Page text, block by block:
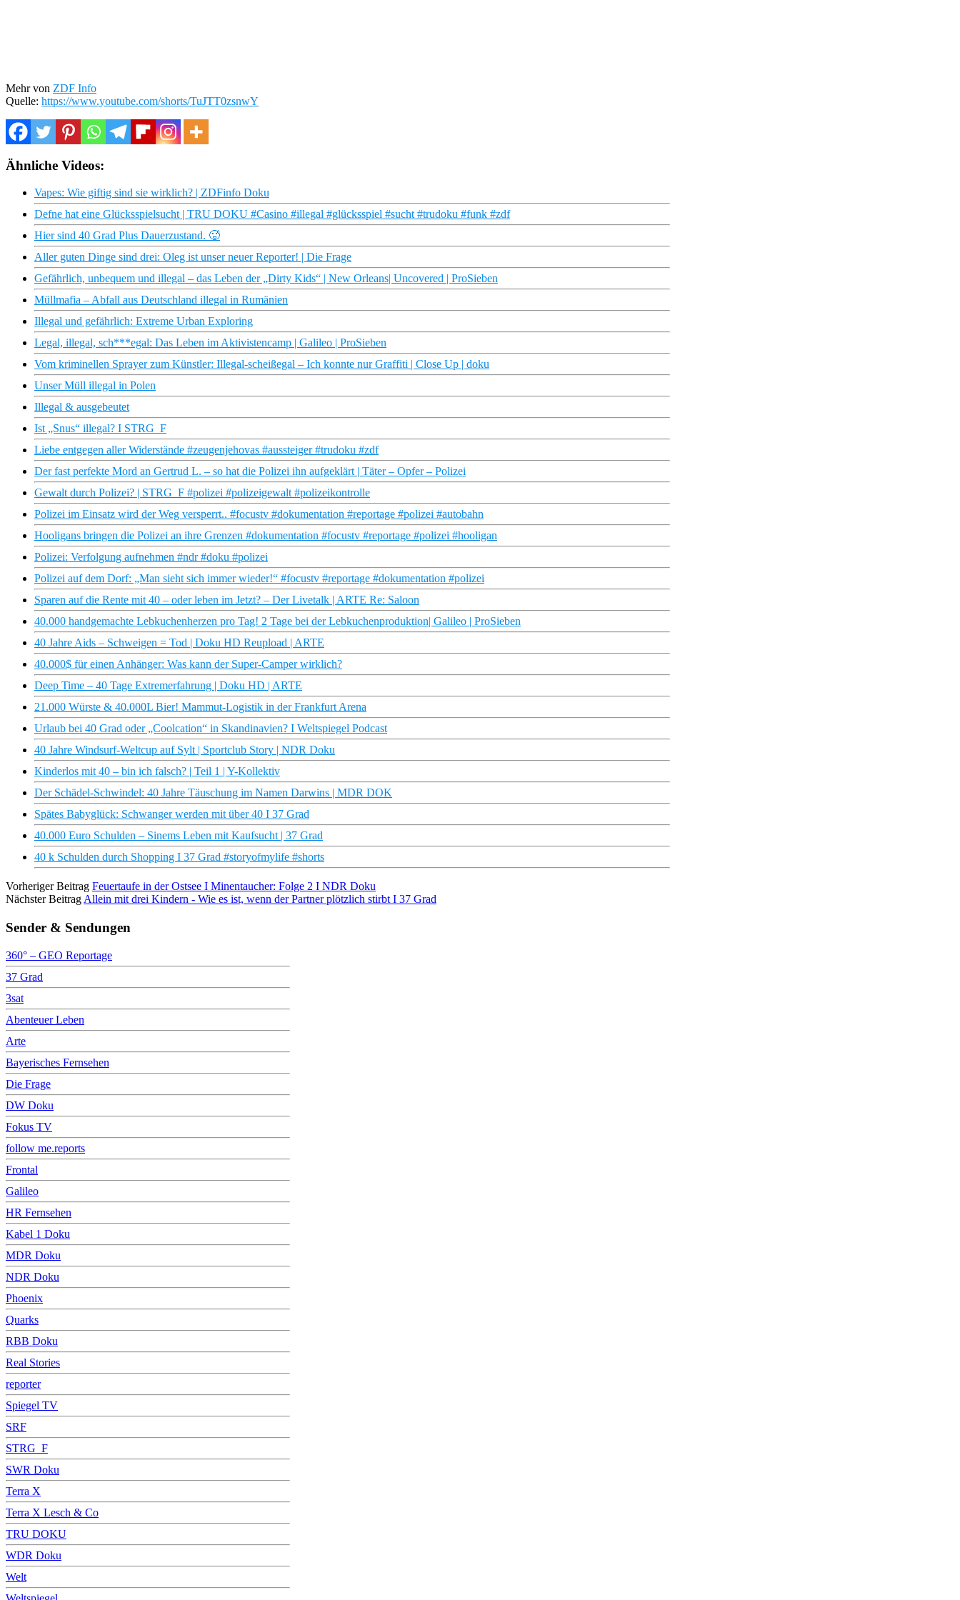
Mehr von ZDF Info
Quelle: https://www.youtube.com/shorts/TuJTT0zsnwY
Ähnliche Videos:
Vapes: Wie giftig sind sie wirklich? | ZDFinfo Doku
Defne hat eine Glücksspielsucht | TRU DOKU #Casino #illegal #glücksspiel #sucht #trudoku #funk #zdf
Hier sind 40 Grad Plus Dauerzustand. 🥵
Aller guten Dinge sind drei: Oleg ist unser neuer Reporter! | Die Frage
Gefährlich, unbequem und illegal – das Leben der „Dirty Kids“ | New Orleans| Uncovered | ProSieben
Müllmafia – Abfall aus Deutschland illegal in Rumänien
Illegal und gefährlich: Extreme Urban Exploring
Legal, illegal, sch***egal: Das Leben im Aktivistencamp | Galileo | ProSieben
Vom kriminellen Sprayer zum Künstler: Illegal-scheißegal – Ich konnte nur Graffiti | Close Up | doku
Unser Müll illegal in Polen
Illegal & ausgebeutet
Ist „Snus“ illegal? I STRG_F
Liebe entgegen aller Widerstände #zeugenjehovas #aussteiger #trudoku #zdf
Der fast perfekte Mord an Gertrud L. – so hat die Polizei ihn aufgeklärt | Täter – Opfer – Polizei
Gewalt durch Polizei? | STRG_F #polizei #polizeigewalt #polizeikontrolle
Polizei im Einsatz wird der Weg versperrt.. #focustv #dokumentation #reportage #polizei #autobahn
Hooligans bringen die Polizei an ihre Grenzen #dokumentation #focustv #reportage #polizei #hooligan
Polizei: Verfolgung aufnehmen #ndr #doku #polizei
Polizei auf dem Dorf: „Man sieht sich immer wieder!“ #focustv #reportage #dokumentation #polizei
Sparen auf die Rente mit 40 – oder leben im Jetzt? – Der Livetalk | ARTE Re: Saloon
40.000 handgemachte Lebkuchenherzen pro Tag! 2 Tage bei der Lebkuchenproduktion| Galileo | ProSieben
40 Jahre Aids – Schweigen = Tod | Doku HD Reupload | ARTE
40.000$ für einen Anhänger: Was kann der Super-Camper wirklich?
Deep Time – 40 Tage Extremerfahrung | Doku HD | ARTE
21.000 Würste & 40.000L Bier! Mammut-Logistik in der Frankfurt Arena
Urlaub bei 40 Grad oder „Coolcation“ in Skandinavien? I Weltspiegel Podcast
40 Jahre Windsurf-Weltcup auf Sylt | Sportclub Story | NDR Doku
Kinderlos mit 40 – bin ich falsch? | Teil 1 | Y-Kollektiv
Der Schädel-Schwindel: 40 Jahre Täuschung im Namen Darwins | MDR DOK
Spätes Babyglück: Schwanger werden mit über 40 I 37 Grad
40.000 Euro Schulden – Sinems Leben mit Kaufsucht | 37 Grad
40 k Schulden durch Shopping I 37 Grad #storyofmylife #shorts
Vorheriger Beitrag Feuertaufe in der Ostsee I Minentaucher: Folge 2 I NDR Doku
Nächster Beitrag Allein mit drei Kindern - Wie es ist, wenn der Partner plötzlich stirbt I 37 Grad
Sender & Sendungen
360° – GEO Reportage
37 Grad
3sat
Abenteuer Leben
Arte
Bayerisches Fernsehen
Die Frage
DW Doku
Fokus TV
follow me.reports
Frontal
Galileo
HR Fernsehen
Kabel 1 Doku
MDR Doku
NDR Doku
Phoenix
Quarks
RBB Doku
Real Stories
reporter
Spiegel TV
SRF
STRG_F
SWR Doku
Terra X
Terra X Lesch & Co
TRU DOKU
WDR Doku
Welt